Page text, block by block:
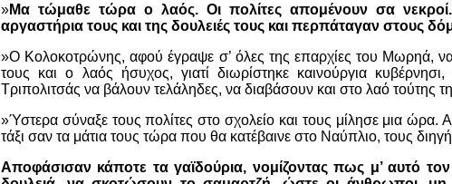
»Μα τώμαθε τώρα ο λαός. Οι πολίτες απομένουν σα
αργαστήρια τους και της δουλειές τους και περπάταγαν στους
»Ο Κολοκοτρώνης, αφού έγραψε σ’ όλες της επαρχίες του Μωρηά, να
τους και ο λαός ήσυχος, γιατί διωρίστηκε καινούργια
Τριπολιτσάς να βάλουν τελάληδες, να διαβάσουν και στο λαό τούτης
»Ύστερα σύναξε τους πολίτες στο σχολείο και τους μίλησε μια ώρα.
τάξι σαν τα μάτια τους τώρα που θα κατέβαινε στο Ναύπλιο, τους
Αποφάσισαν κάποτε τα γαϊδούρια, νομίζοντας πως μ’ αυτό